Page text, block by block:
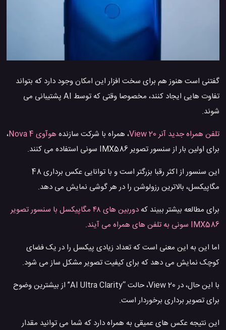
گفتنی است هنوز هم برای سخت افزار این امکان وجود دارد که بتواند
تفاوت هایی ایجاد کنند، مخصوصا وقتی که توسط AI پشتیبانی می
شوند.
تلفن همراه جدید آنر View 20
، همراه با شرکت سازنده هوآوی Nova 4
،
برای اولین بار از سنسور تصویر IMX586 سونی استفاده می کنند.
این سنسور از اکثر رقبا بزرگتر است و با توانایی عکس برداری 48
مگاپیکسل، بالاترین رزولوشن را در هر گوشی نمایش می دهد.
برای مطالعه بیشتر ببیند که
دوربین های ۴۸ مگاپیکسل با سنسور تصویر
IMX586 سونی به تلفن های همراه می آیند
.
اما این به این معنی است که تعداد زیادی پیکسل را در یک فضای
کوچک نمایش می دهد که برای کیفیت تصویر مشکل ساز می شود.
با این حال، در View 20، حالت “AI Ultra Clarity” از بیشترین وضوح
برای تصویر برداری برخوردار است.
این نتیجه عکس های عمیقی به همراه دارد که شما می توانید مقدار